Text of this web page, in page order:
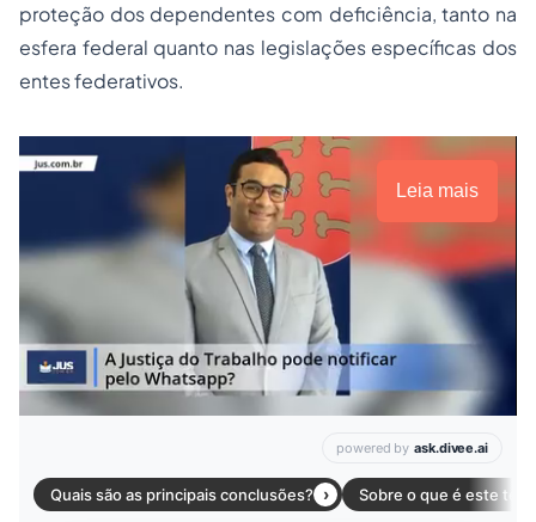
proteção dos dependentes com deficiência, tanto na
esfera federal quanto nas legislações específicas dos
entes federativos.
Leia mais